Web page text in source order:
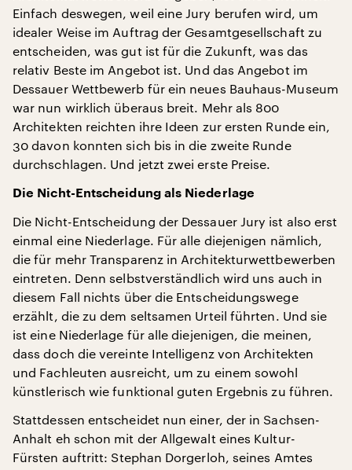
Einfach deswegen, weil eine Jury berufen wird, um
idealer Weise im Auftrag der Gesamtgesellschaft zu
entscheiden, was gut ist für die Zukunft, was das
relativ Beste im Angebot ist. Und das Angebot im
Dessauer Wettbewerb für ein neues Bauhaus-Museum
war nun wirklich überaus breit. Mehr als 800
Architekten reichten ihre Ideen zur ersten Runde ein,
30 davon konnten sich bis in die zweite Runde
durchschlagen. Und jetzt zwei erste Preise.
Die Nicht-Entscheidung als Niederlage
Die Nicht-Entscheidung der Dessauer Jury ist also erst
einmal eine Niederlage. Für alle diejenigen nämlich,
die für mehr Transparenz in Architekturwettbewerben
eintreten. Denn selbstverständlich wird uns auch in
diesem Fall nichts über die Entscheidungswege
erzählt, die zu dem seltsamen Urteil führten. Und sie
ist eine Niederlage für alle diejenigen, die meinen,
dass doch die vereinte Intelligenz von Architekten
und Fachleuten ausreicht, um zu einem sowohl
künstlerisch wie funktional guten Ergebnis zu führen.
Stattdessen entscheidet nun einer, der in Sachsen-
Anhalt eh schon mit der Allgewalt eines Kultur-
Fürsten auftritt: Stephan Dorgerloh, seines Amtes